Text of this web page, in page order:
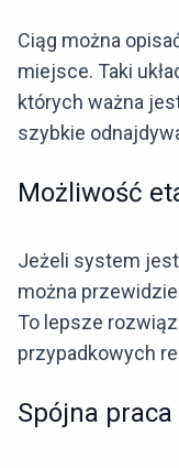
Ciąg można
miejsce. Taki
których ważna
szybkie
Możliwość
Jeżeli system
można
To lepsze
przypadkowych
Spójna